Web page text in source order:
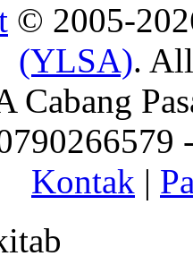
© 2005-
(YLSA).
Cabang
Kontak |